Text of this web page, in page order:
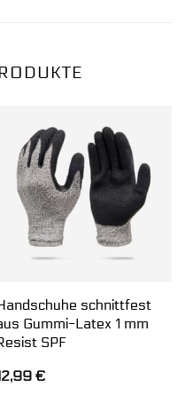
schnittfest
Gummi-Latex 1 mm
SPF
€